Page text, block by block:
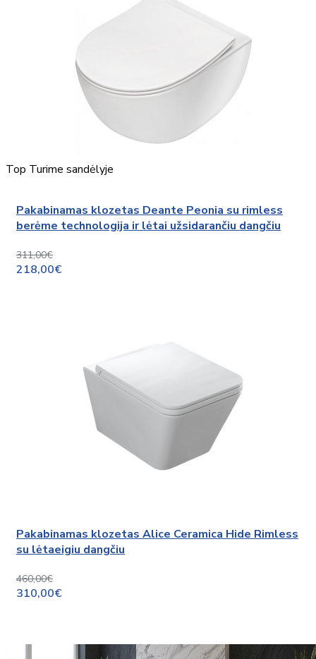
Top Turime sandėlyje
Pakabinamas klozetas Deante Peonia su rimless
berėme technologija ir lėtai užsidarančiu dangčiu
311,00€
218,00€
Pakabinamas klozetas Alice Ceramica Hide Rimless
su lėtaeigiu dangčiu
460,00€
310,00€